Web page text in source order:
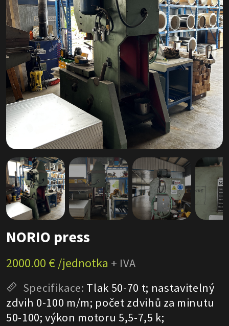
NORIO press
2000.00 € /jednotka + IVA
Specifikace: Tlak 50-70 t; nastavitelný
zdvih 0-100 m/m; počet zdvihů za minutu
50-100; výkon motoru 5,5-7,5 k;